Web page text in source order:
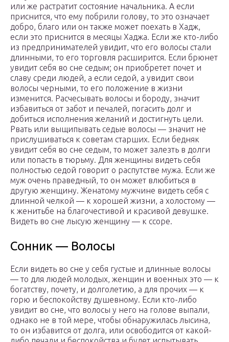
или же растратит состояние начальника. А если
приснится, что ему побрили голову, то это означает
добро, благо или он также может поехать в Хадж,
если это приснится в месяцы Хаджа. Если же кто-либо
из предпринимателей увидит, что его волосы стали
длинными, то его торговля расширится. Если брюнет
увидит себя во сне седым; он приобретет почет и
славу среди людей, а если седой, а увидит свои
волосы черными, то его положение в жизни
изменится. Расчесывать волосы и бороду, значит
избавиться от забот и печалей, погасить долг и
добиться исполнения желаний и достигнуть цели.
Рвать или выщипывать седые волосы — значит не
прислушиваться к советам старших. Если бедняк
увидит себя во сне седым, то может залезть в долги
или попасть в тюрьму. Для женщины видеть себя
полностью седой говорит о распутстве мужа. Если же
муж очень праведный, то он может влюбиться в
другую женщину. Женатому мужчине видеть себя с
длинной челкой — к хорошей жизни, а холостому —
к женитьбе на благочестивой и красивой девушке.
Видеть во сне лысую женщину — к ссоре.
Сонник — Волосы
Если видеть во сне у себя густые и длинные волосы
— то для людей молодых, женщин и военных это — к
богатству, почету, и долголетию, а для прочих — к
горю и беспокойству душевному. Если кто-либо
увидит во сне, что волосы у него на голове выпали,
однако не в той мере, чтобы обнаружилась лысина,
то он избавится от долга, или освободится от какой-